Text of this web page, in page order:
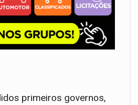
primeiros governos,